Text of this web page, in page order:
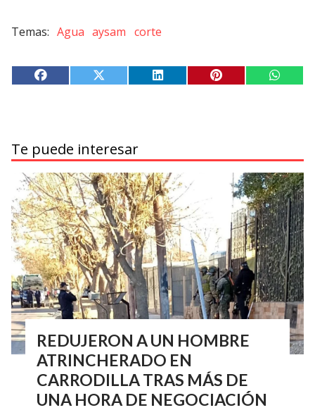
Agua aysam corte
Te puede interesar
REDUJERON A UN HOMBRE
ATRINCHERADO EN
CARRODILLA TRAS MÁS DE
UNA HORA DE NEGOCIACIÓN